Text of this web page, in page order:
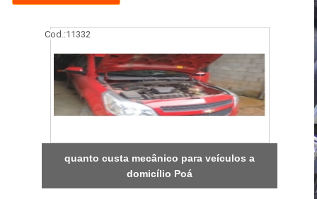
Cod.:11332
quanto custa mecânico para veículos a
domicílio Poá